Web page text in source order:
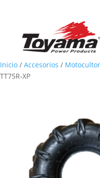
Inicio / Accesorios / Motocultor
TT75R-XP